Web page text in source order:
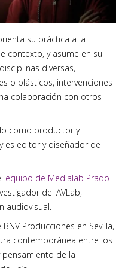
su práctica a la
contexto, y asume en su
diversas,
o plásticos, intervenciones
colaboración con otros
como productor y
es editor y diseñador de
equipo de Medialab Prado
del AVLab,
audiovisual.
Producciones en Sevilla,
contemporánea entre los
de la